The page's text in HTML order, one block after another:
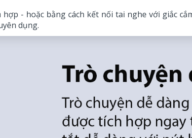
- hoặc bằng cách kết nối tai nghe với giắc
dụng.